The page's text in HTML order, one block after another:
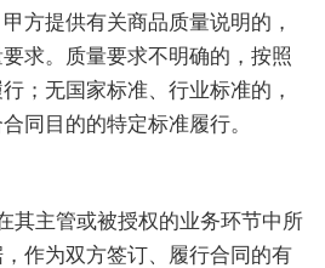
方提供有关商品质量说明的，
求。质量要求不明确的，按照
；无国家标准、行业标准的，
同目的的特定标准履行。
主管或被授权的业务环节中所
作为双方签订、履行合同的有